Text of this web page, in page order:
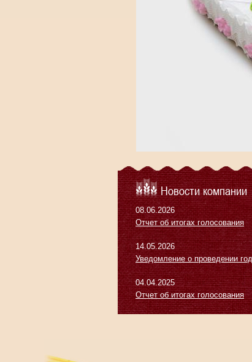
Новости компании
08.06.2026
Отчет об итогах голосования
14.05.2026
Уведомление о проведении
04.04.2025
Отчет об итогах голосования